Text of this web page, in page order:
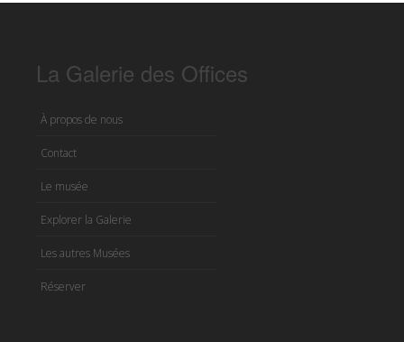
La Galerie des Offices
À propos de nous
Contact
Le musée
Explorer la Galerie
Les autres Musées
Réserver